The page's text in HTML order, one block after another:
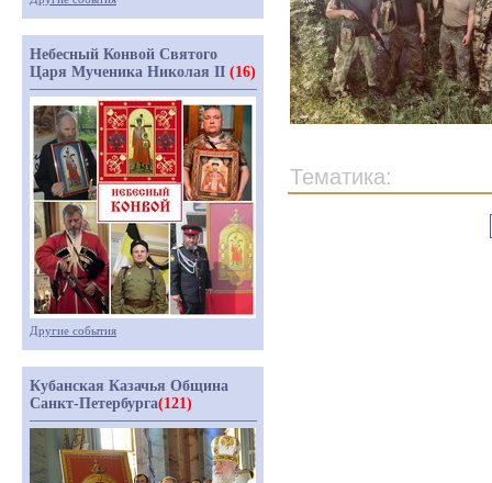
Тематика:
Небесный Конвой Святого
Царя Мученика Николая II (16)
Другие события
Кубанская Казачья Община
Санкт-Петербурга(121)